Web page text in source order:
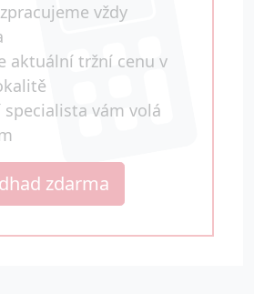
vždy
aktuální tržní cenu v
vám volá
zdarma